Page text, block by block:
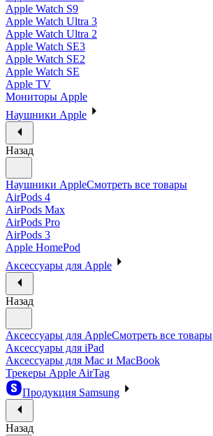
Apple Watch S9
Apple Watch Ultra 3
Apple Watch Ultra 2
Apple Watch SE3
Apple Watch SE2
Apple Watch SE
Apple TV
Мониторы Apple
Наушники Apple
Назад
Наушники AppleСмотреть все товары
AirPods 4
AirPods Max
AirPods Pro
AirPods 3
Apple HomePod
Аксессуары для Apple
Назад
Аксессуары для AppleСмотреть все товары
Аксессуары для iPad
Аксессуары для Mac и MacBook
Трекеры Apple AirTag
Продукция Samsung
Назад